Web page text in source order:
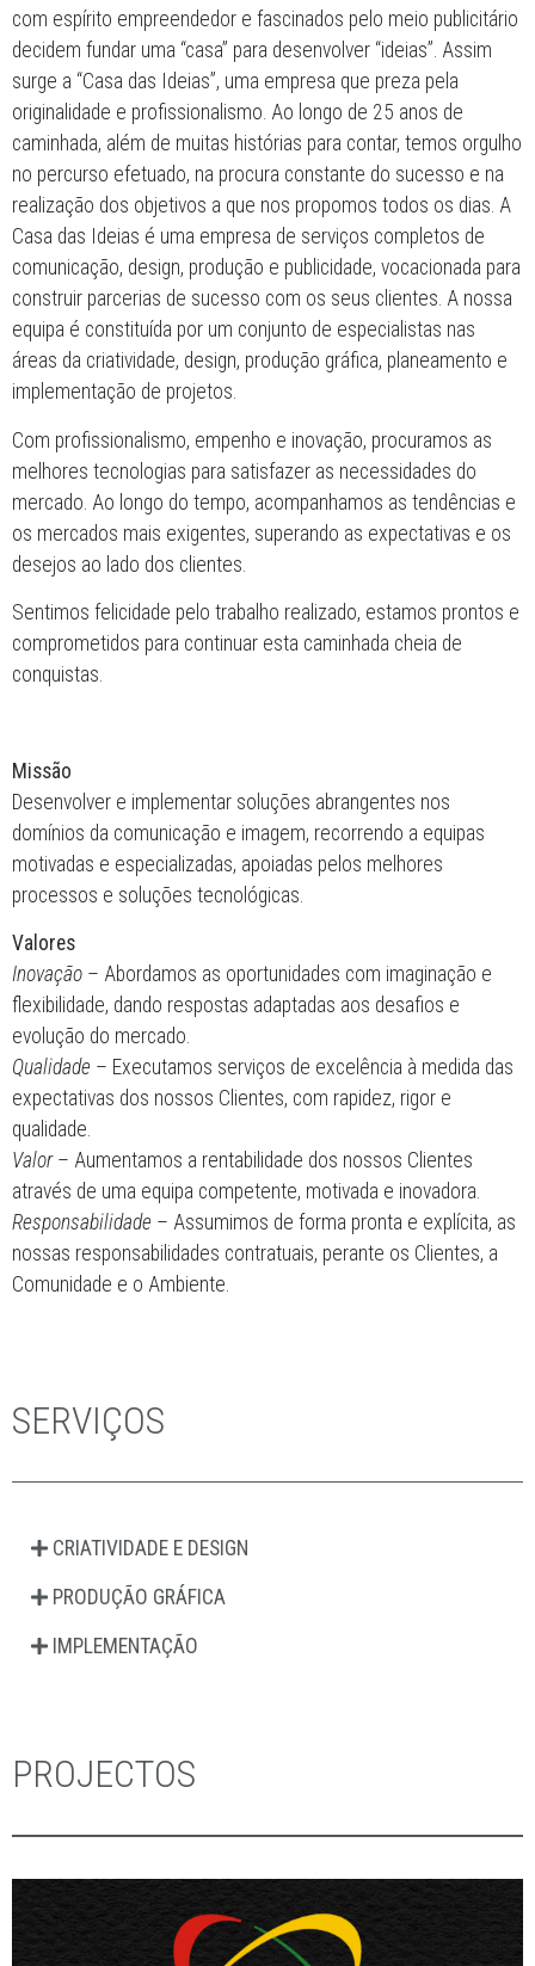
SOBRE NÓS
A nossa história começa em maio de 1997, quando dois jovens
decidem fundar uma “casa” para desenvolver “ideias”. Assim
surge a “Casa das Ideias”, uma empresa que preza pela
originalidade e profissionalismo. Ao longo de 25 anos de
realização dos objetivos a que nos propomos todos os dias. A
Casa das Ideias é uma empresa de serviços completos de
comunicação, design, produção e publicidade, vocacionada para
construir parcerias de sucesso com os seus clientes. A nossa
equipa é constituída por um conjunto de especialistas nas
áreas da criatividade, design, produção gráfica, planeamento e
implementação de projetos.
Com profissionalismo, empenho e inovação, procuramos as
melhores tecnologias para satisfazer as necessidades do
mercado. Ao longo do tempo, acompanhamos as tendências e
os mercados mais exigentes, superando as expectativas e os
desejos ao lado dos clientes.
Sentimos felicidade pelo trabalho realizado, estamos prontos e
comprometidos para continuar esta caminhada cheia de
conquistas.
domínios da comunicação e imagem, recorrendo a equipas
motivadas e especializadas, apoiadas pelos melhores
Inovação– Abordamos as oportunidades com imaginação e
evolução do mercado.
Qualidade – Executamos serviços de excelência à medida das
através de uma equipa competente, motivada e inovadora.
Responsabilidade – Assumimos de forma pronta e explícita, as